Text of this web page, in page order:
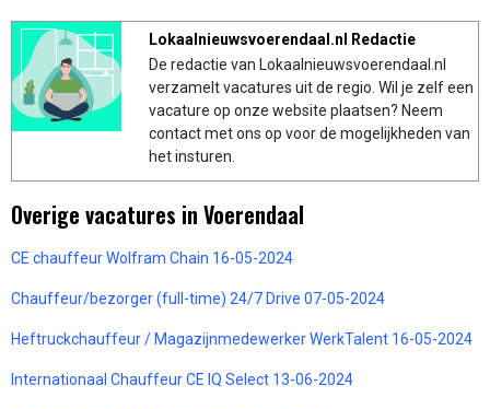
Lokaalnieuwsvoerendaal.nl Redactie
De redactie van Lokaalnieuwsvoerendaal.nl
verzamelt vacatures uit de regio. Wil je zelf een
vacature op onze website plaatsen? Neem
contact met ons op voor de mogelijkheden van
het insturen.
Overige vacatures in Voerendaal
CE chauffeur Wolfram Chain 16-05-2024
Chauffeur/bezorger (full-time) 24/7 Drive 07-05-2024
Heftruckchauffeur / Magazijnmedewerker WerkTalent 16-05-2024
Internationaal Chauffeur CE IQ Select 13-06-2024